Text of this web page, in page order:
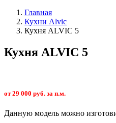
Главная
Кухни Alvic
Кухня ALVIC 5
Кухня ALVIC 5
от 29 000 руб. за п.м.
Данную модель можно